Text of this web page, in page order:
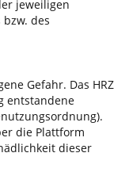
jeweiligen
des
Gefahr. Das HRZ
entstandene
die Plattform
dieser